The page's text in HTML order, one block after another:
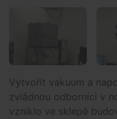
Vytvořit vakuum a
zvládnou odborníci v
vzniklo ve sklepě